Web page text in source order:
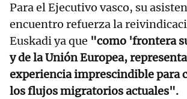
Para el Ejecutivo vasco, su
encuentro refuerza la
Euskadi ya que "como 'frontera
y de la Unión Europea,
experiencia imprescindible para
los flujos migratorios actuales".